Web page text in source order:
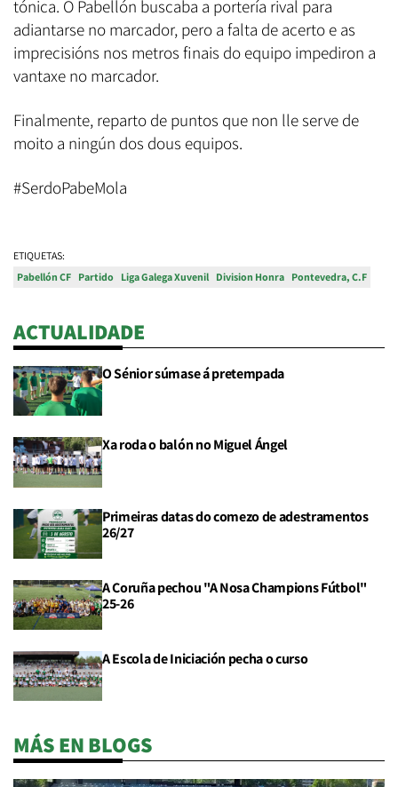
tónica. O Pabellón buscaba a portería rival para
adiantarse no marcador, pero a falta de acerto e as
imprecisións nos metros finais do equipo impediron a
vantaxe no marcador.
Finalmente, reparto de puntos que non lle serve de
moito a ningún dos dous equipos.
#SerdoPabeMola
ETIQUETAS:
Pabellón CF Partido Liga Galega Xuvenil Division Honra Pontevedra, C.F
ACTUALIDADE
O Sénior súmase á pretempada
Xa roda o balón no Miguel Ángel
Primeiras datas do comezo de adestramentos
26/27
A Coruña pechou "A Nosa Champions Fútbol"
25-26
A Escola de Iniciación pecha o curso
MÁS EN BLOGS